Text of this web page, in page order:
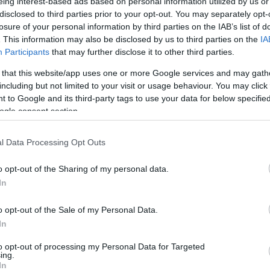
to third parties prior to your opt-out. You may separately
of your personal information by third parties on the IAB’s list of
This information may also be disclosed by us to third parties on the
Participants that may further disclose it to other third parties.
that this website/app uses one or more Google services and may
but not limited to your visit or usage behaviour. You may
to Google and its third-party tags to use your data for below
consent section.
Data Processing Opt Outs
opt-out of the Sharing of my personal data.
opt-out of the Sale of my Personal Data.
opt-out of processing my Personal Data for Targeted
arról, hogy azorbán (Orbán Viktor), jól
mérte fel azt, mit szeretnének az
emberek, folyamatosan szondázta azt
és úgy tett ahogyan várták. Sőt az is
elhangzott, hogy a rengeteg
fidesz is elismerte, ahogyan azorbán is,
…
Tovább
Szólj hozzá!
2026. május 02.
Kik élik túl? Mi lehet a
megoldás?
Hosszabb írás is készül. :) Egy
tovább folyó kampányról szólt. Az
arról, milyen beteg az a társadalom, az
Tovább
Szólj hozzá!